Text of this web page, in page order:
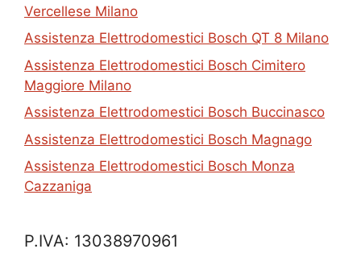
Vercellese Milano
Assistenza Elettrodomestici Bosch QT 8 Milano
Assistenza Elettrodomestici Bosch Cimitero
Maggiore Milano
Assistenza Elettrodomestici Bosch Buccinasco
Assistenza Elettrodomestici Bosch Magnago
Assistenza Elettrodomestici Bosch Monza
Cazzaniga
P.IVA: 13038970961